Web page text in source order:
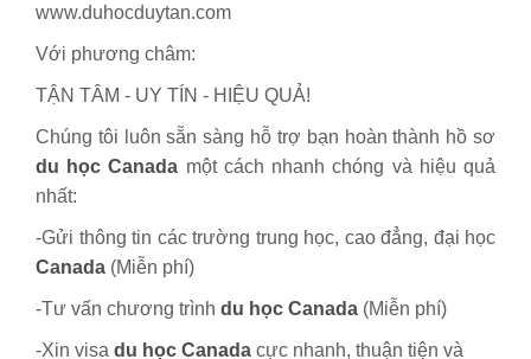
www.duhocduytan.com
Với phương châm:
TẬN TÂM - UY TÍN - HIỆU QUẢ!
Chúng tôi luôn sẵn sàng hỗ trợ bạn hoàn thành hồ sơ
du học Canada một cách nhanh chóng và hiệu quả
nhất:
-Gửi thông tin các trường trung học, cao đẳng, đại học
Canada (Miễn phí)
-Tư vấn chương trình du học Canada (Miễn phí)
-Xin visa du học Canada cực nhanh, thuận tiện và